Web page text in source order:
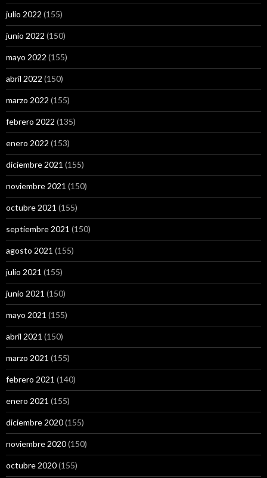
julio 2022 (155)
junio 2022 (150)
mayo 2022 (155)
abril 2022 (150)
marzo 2022 (155)
febrero 2022 (135)
enero 2022 (153)
diciembre 2021 (155)
noviembre 2021 (150)
octubre 2021 (155)
septiembre 2021 (150)
agosto 2021 (155)
julio 2021 (155)
junio 2021 (150)
mayo 2021 (155)
abril 2021 (150)
marzo 2021 (155)
febrero 2021 (140)
enero 2021 (155)
diciembre 2020(155)
noviembre 2020(150)
octubre 2020(155)